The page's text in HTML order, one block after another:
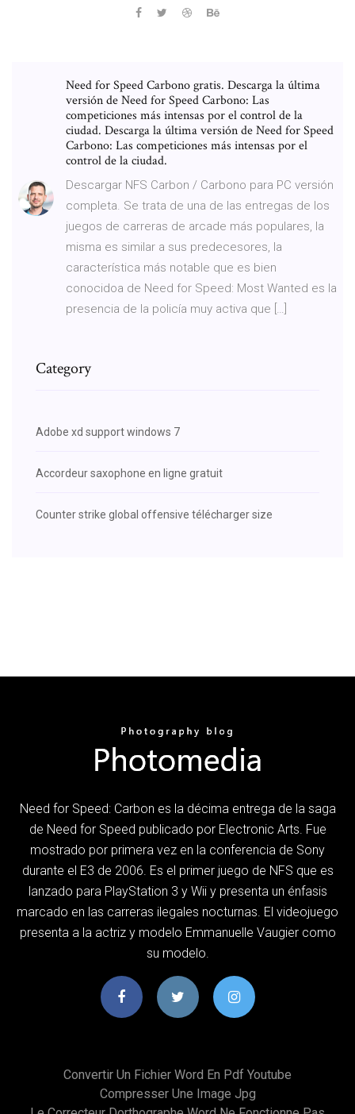
Need for Speed Carbono gratis. Descarga la última
versión de Need for Speed Carbono: Las
competiciones más intensas por el control de la
ciudad. Descarga la última versión de Need for Speed
Carbono: Las competiciones más intensas por el
control de la ciudad.
Descargar NFS Carbon / Carbono para PC versión
completa. Se trata de una de las entregas de los
juegos de carreras de arcade más populares, la
misma es similar a sus predecesores, la
característica más notable que es bien
conocidoa de Need for Speed: Most Wanted es la
presencia de la policía muy activa que […]
Category
Adobe xd support windows 7
Accordeur saxophone en ligne gratuit
Counter strike global offensive télécharger size
Need for Speed: Carbon es la décima entrega de la saga
de Need for Speed publicado por Electronic Arts. Fue
mostrado por primera vez en la conferencia de Sony
durante el E3 de 2006. Es el primer juego de NFS que es
lanzado para PlayStation 3 y Wii y presenta un énfasis
marcado en las carreras ilegales nocturnas. El videojuego
presenta a la actriz y modelo Emmanuelle Vaugier como
su modelo.
Convertir Un Fichier Word En Pdf Youtube
Compresser Une Image Jpg